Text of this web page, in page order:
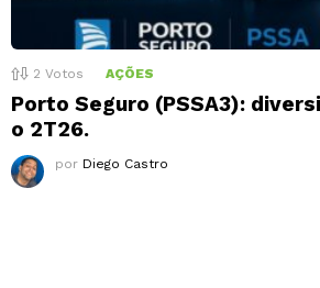
2 Votos AÇÕES
Porto Seguro (PSSA3):
o 2T26.
por Diego Castro